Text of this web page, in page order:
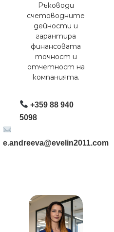
Ръководи
счетоводните
дейности и
гарантира
финансовата
точност и
отчетност на
компанията.
+359 88 940
5098
e.andreeva@evelin2011.com